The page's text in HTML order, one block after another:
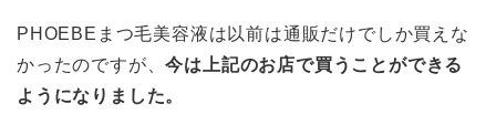
PHOEBEまつ毛美容液は以前は通販だけでしか買えな
かったのですが、今は上記のお店で買うことができる
ようになりました。